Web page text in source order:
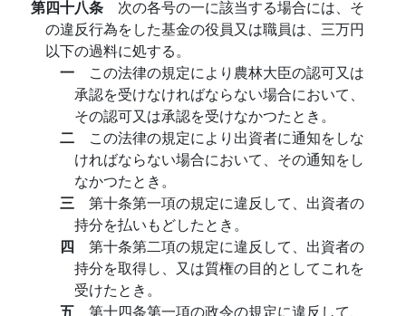
第四十八条 次の各号の一に該当する場合には、そ
の違反行為をした基金の役員又は職員は、三万円
以下の過料に処する。
一 この法律の規定により農林大臣の認可又は
承認を受けなければならない場合において、
その認可又は承認を受けなかつたとき。
二 この法律の規定により出資者に通知をしな
ければならない場合において、その通知をし
なかつたとき。
三 第十条第一項の規定に違反して、出資者の
持分を払いもどしたとき。
四 第十条第二項の規定に違反して、出資者の
持分を取得し、又は質権の目的としてこれを
受けたとき。
五 第十四条第一項の政令の規定に違反して、